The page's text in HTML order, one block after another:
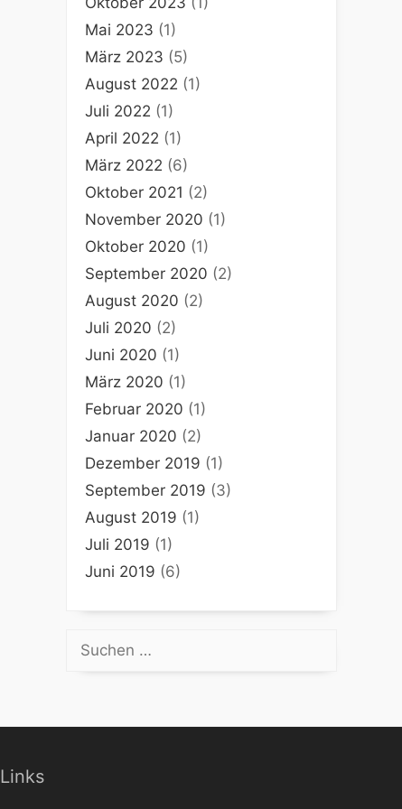
Mai 2023 (1)
März 2023 (5)
August 2022 (1)
Juli 2022 (1)
April 2022 (1)
März 2022 (6)
Oktober 2021 (2)
November 2020 (1)
Oktober 2020 (1)
September 2020 (2)
August 2020 (2)
Juli 2020 (2)
Juni 2020 (1)
März 2020 (1)
Februar 2020 (1)
Januar 2020 (2)
Dezember 2019 (1)
September 2019 (3)
August 2019 (1)
Juli 2019 (1)
Juni 2019 (6)
Suchen
Links